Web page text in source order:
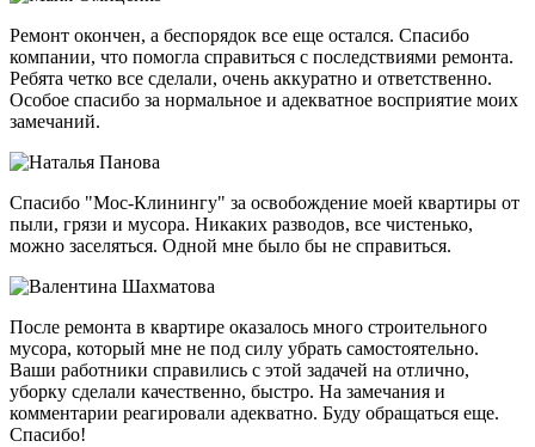
Ремонт окончен, а беспорядок все еще остался. Спасибо
компании, что помогла справиться с последствиями ремонта.
Ребята четко все сделали, очень аккуратно и ответственно.
Особое спасибо за нормальное и адекватное восприятие моих
замечаний.
Спасибо "Мос-Клинингу" за освобождение моей квартиры от
пыли, грязи и мусора. Никаких разводов, все чистенько,
можно заселяться. Одной мне было бы не справиться.
После ремонта в квартире оказалось много строительного
мусора, который мне не под силу убрать самостоятельно.
Ваши работники справились с этой задачей на отлично,
уборку сделали качественно, быстро. На замечания и
комментарии реагировали адекватно. Буду обращаться еще.
Спасибо!